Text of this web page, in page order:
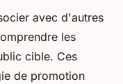
avec d'autres
les
cible. Ces
de promotion